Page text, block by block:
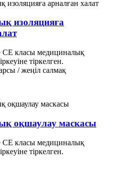
изоляцияға
CE класы медициналық
тіркелген.
/ жеңіл салмақ
оқшаулау маскасы
CE класы медициналық
тіркелген.